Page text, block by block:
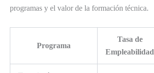
programas y el valor de la formación técnica.
Programa
Tasa de
Empleabilidad